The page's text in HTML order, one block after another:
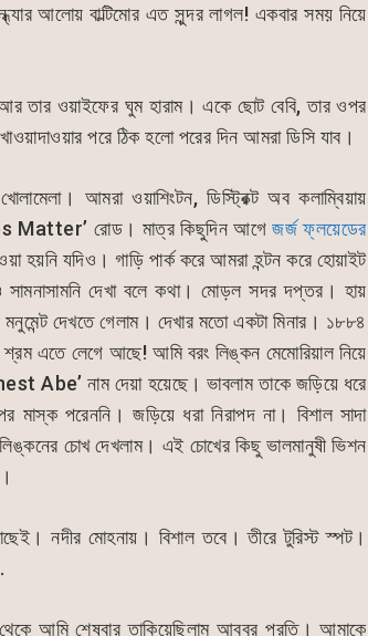
আলোয় বাল্টিমোর এত সুন্দর লাগল! একবার সময় নিয়ে
তার ওয়াইফের ঘুম হারাম। একে ছোট বেবি, তার ওপর
পরে ঠিক হলো পরের দিন আমরা ডিসি যাব।
আমরা ওয়াশিংটন, ডিস্ট্রিক্ট অব কলাম্বিয়ায়
Matter’ রোড। মাত্র কিছুদিন আগেজর্জ ফ্লয়েডের
হয়নি যদিও। গাড়ি পার্ক করে আমরা হন্টন করে হোয়াইট
দেখা বলে কথা। মোড়ল সদর দপ্তর। হায়
দেখতে গেলাম। দেখার মতো একটা মিনার। ১৮৮৪
এতে লেগে আছে! আমি বরং লিঙ্কন মেমোরিয়াল নিয়ে
Abe’ নাম দেয়া হয়েছে। ভাবলাম তাকে জড়িয়ে ধরে
পরেননি। জড়িয়ে ধরা নিরাপদ না। বিশাল সাদা
চোখ দেখলাম। এই চোখের কিছু ভালমানুষী ভিশন
নদীর মোহনায়। বিশাল তবে। তীরে টুরিস্ট স্পট।
আমি শেষবার তাকিয়েছিলাম আব্বুর প্রতি। আমাকে